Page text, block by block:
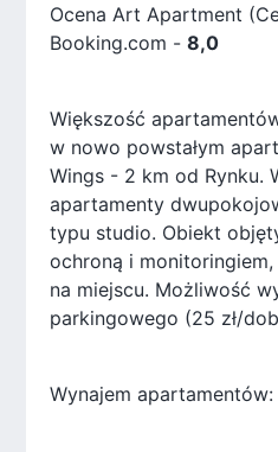
Ocena Art Apartment
Booking.com -8,0
Większość
w nowo powstałym
Wings - 2 km od Rynku.
apartamenty
typu studio. Obiekt
ochroną i
na miejscu. Możliwość
parkingowego (25 zł/
Wynajem